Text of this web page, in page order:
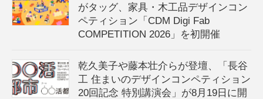
がタッグ、家具・木工品デザインコン
ペティション「CDM Digi Fab
COMPETITION 2026」を初開催
乾久美子や藤本壮介らが登壇、「長谷
工 住まいのデザインコンペティション
20回記念 特別講演会」が8月19日に開